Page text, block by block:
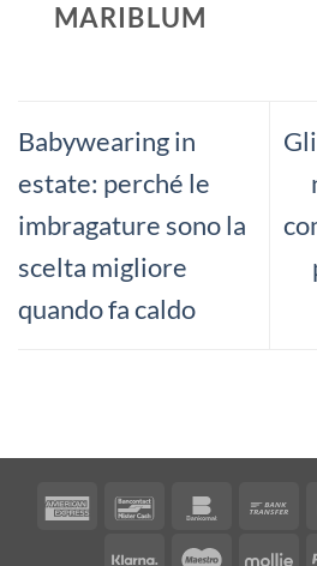
MARIBLUM
Babywearing in
estate: perché le
imbragature sono la
scelta migliore
quando fa caldo
AmericanBancontact
Klarna Maestro